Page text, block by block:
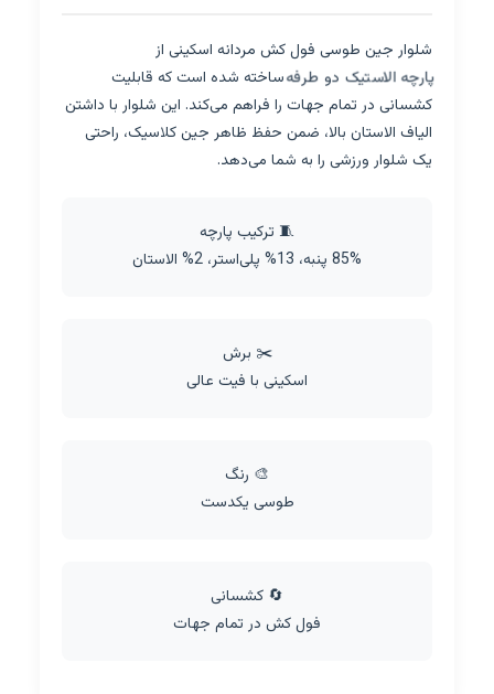
شلوار جین طوسی فول کش مردانه اسکینی از
پارچه الاستیک دو طرفهساخته شده است که قابلیت
کشسانی در تمام جهات را فراهم می‌کند. این شلوار با داشتن
الیاف الاستان بالا، ضمن حفظ ظاهر جین کلاسیک، راحتی
یک شلوار ورزشی را به شما می‌دهد.
🧵 ترکیب پارچه
85% پنبه، 13% پلی‌استر، 2% الاستان
✂️ برش
اسکینی با فیت عالی
🎨 رنگ
طوسی یکدست
🔄 کشسانی
فول کش در تمام جهات